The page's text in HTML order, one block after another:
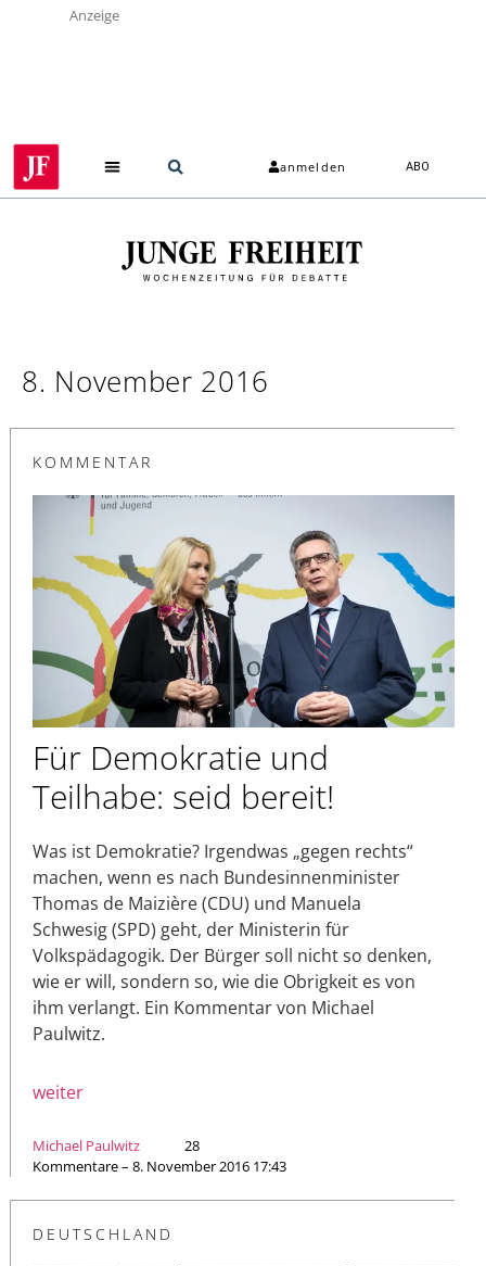
Anzeige
anmelden ABO
8. November 2016
KOMMENTAR
Für Demokratie und
Teilhabe: seid bereit!
Was ist Demokratie? Irgendwas „gegen rechts“
machen, wenn es nach Bundesinnenminister
Thomas de Maizière (CDU) und Manuela
Schwesig (SPD) geht, der Ministerin für
Volkspädagogik. Der Bürger soll nicht so denken,
wie er will, sondern so, wie die Obrigkeit es von
ihm verlangt. Ein Kommentar von Michael
Paulwitz.
weiter
Michael Paulwitz
28
Kommentare – 8. November 2016 17:43
DEUTSCHLAND